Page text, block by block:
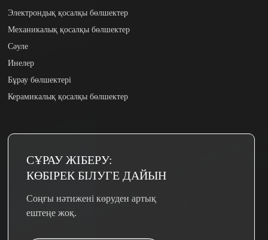
Электрондық қосалқы бөлшектер
Механикалық қосалқы бөлшектер
Сәуле
Инелер
Бұрау бөлшектері
Керамикалық қосалқы бөлшектер
СҰРАУ ЖІБЕРУ:
КӨБІРЕК БІЛУГЕ ​​ДАЙЫН
Соңғы нәтижені көруден артық
ештеңе жоқ.